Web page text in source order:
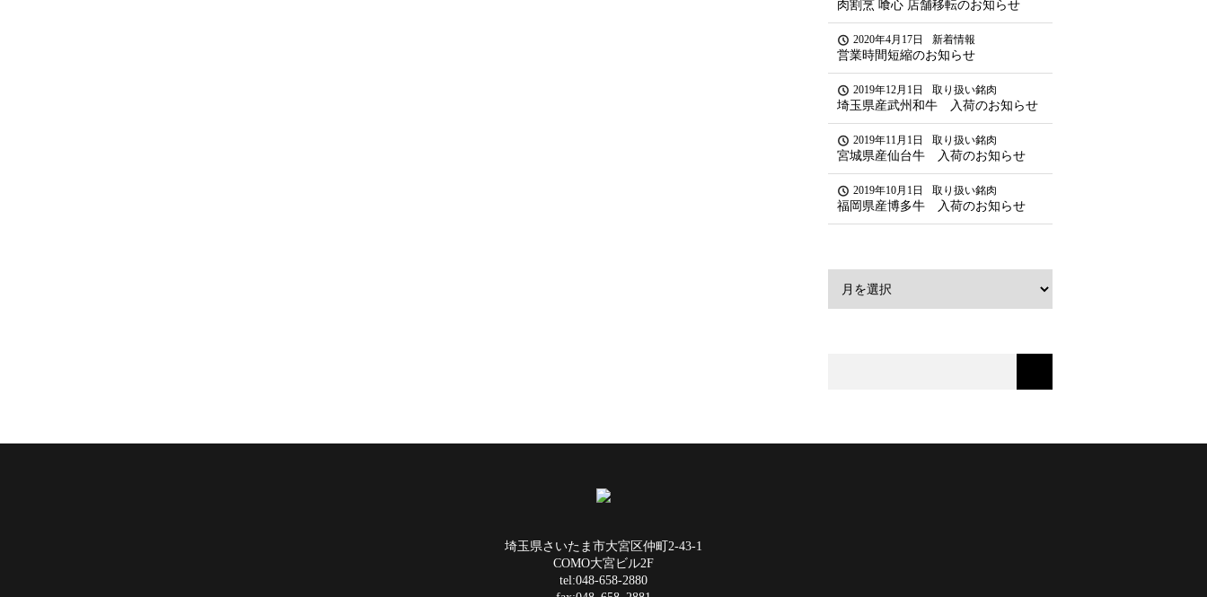
肉割烹 喰心 店舗移転のお知らせ
2020年4月17日 新着情報
営業時間短縮のお知らせ
2019年12月1日 取り扱い銘肉
埼玉県産武州和牛 入荷のお知らせ
2019年11月1日 取り扱い銘肉
宮城県産仙台牛 入荷のお知らせ
2019年10月1日 取り扱い銘肉
福岡県産博多牛 入荷のお知らせ
埼玉県さいたま市大宮区仲町2-43-1
COMO大宮ビル2F
tel:048-658-2880